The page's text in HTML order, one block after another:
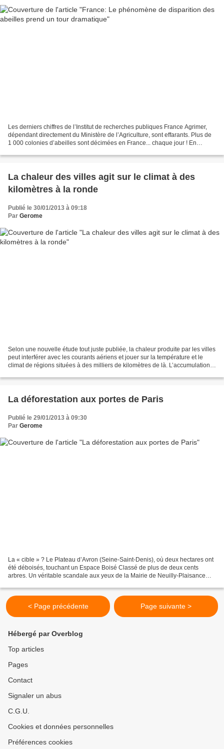
Les derniers chiffres de l’Institut de recherches publiques France Agrimer,
dépendant directement du Ministère de l’Agriculture, sont effarants. Plus de
1 000 colonies d’abeilles sont décimées en France... chaque jour ! En
La chaleur des villes agit sur le climat à des
kilomètres à la ronde
Publié le 30/01/2013 à 09:18
Par Gerome
Selon une nouvelle étude tout juste publiée, la chaleur produite par les villes
peut interférer avec les courants aériens et jouer sur la température et le
climat de régions situées à des milliers de kilomètres de là. L’accumulation
La déforestation aux portes de Paris
Publié le 29/01/2013 à 09:30
Par Gerome
La « cible » ? Le Plateau d’Avron (Seine-Saint-Denis), où deux hectares ont
été déboisés, touchant un Espace Boisé Classé de plus de deux cents
arbres. Un véritable scandale aux yeux de la Mairie de Neuilly-Plaisance
< Page précédente Page suivante >
Hébergé par Overblog
Top articles
Pages
Contact
Signaler un abus
C.G.U.
Cookies et données personnelles
Préférences cookies